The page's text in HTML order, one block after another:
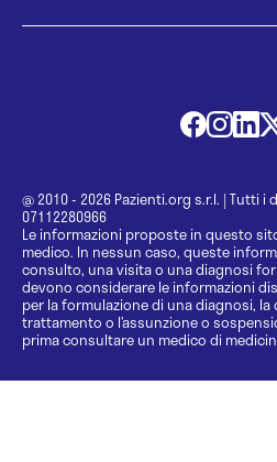
@ 2010 - 2026 Pazienti.org s.r.l. | Tutti i
07112280966
Le informazioni proposte in questo
medico. In nessun caso, queste
consulto, una visita o una diagnosi
devono considerare le informazioni
per la formulazione di una diagnosi,
trattamento o l’assunzione o
prima consultare un medico di